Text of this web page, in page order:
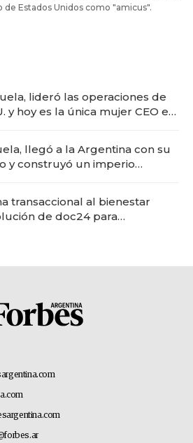
de Estados Unidos como "amicus".
lideró las operaciones de
y hoy es la única mujer CEO en
llegó a la Argentina con su
y construyó un imperio
transaccional al bienestar
de doc24 para